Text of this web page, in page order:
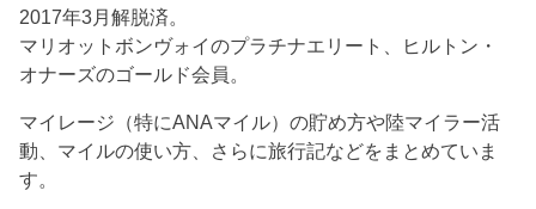
2017年3月解脱済。
マリオットボンヴォイのプラチナエリート、ヒルトン・
オナーズのゴールド会員。
マイレージ（特にANAマイル）の貯め方や陸マイラー活
動、マイルの使い方、さらに旅行記などをまとめていま
す。